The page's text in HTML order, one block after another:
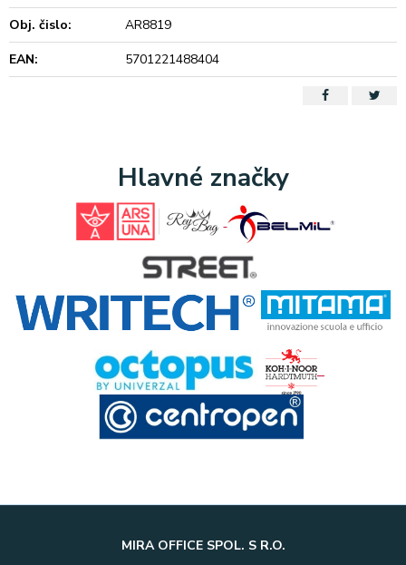
Obj. čislo:
AR8819
EAN:
5701221488404
Hlavné značky
MIRA OFFICE SPOL. S R.O.